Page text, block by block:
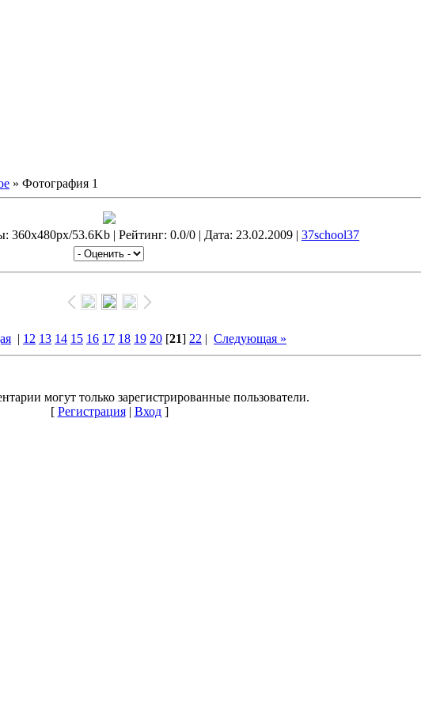
» Фотография 1
360x480px/53.6Kb | Рейтинг: 0.0/0 | Дата: 23.02.2009 | 37school37
| 12 13 14 15 16 17 18 19 20 [21] 22 | Следующая »
могут только зарегистрированные пользователи.
[ Регистрация| Вход]